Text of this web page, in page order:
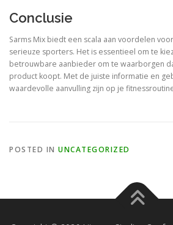
Conclusie
Sarms Mix biedt een scala aan voordelen
serieuze sporters. Het is essentieel om te
betrouwbare aanbieder om te waarborgen
product koopt. Met de juiste informatie en
waardevolle aanvulling zijn op je
POSTED IN UNCATEGORIZED